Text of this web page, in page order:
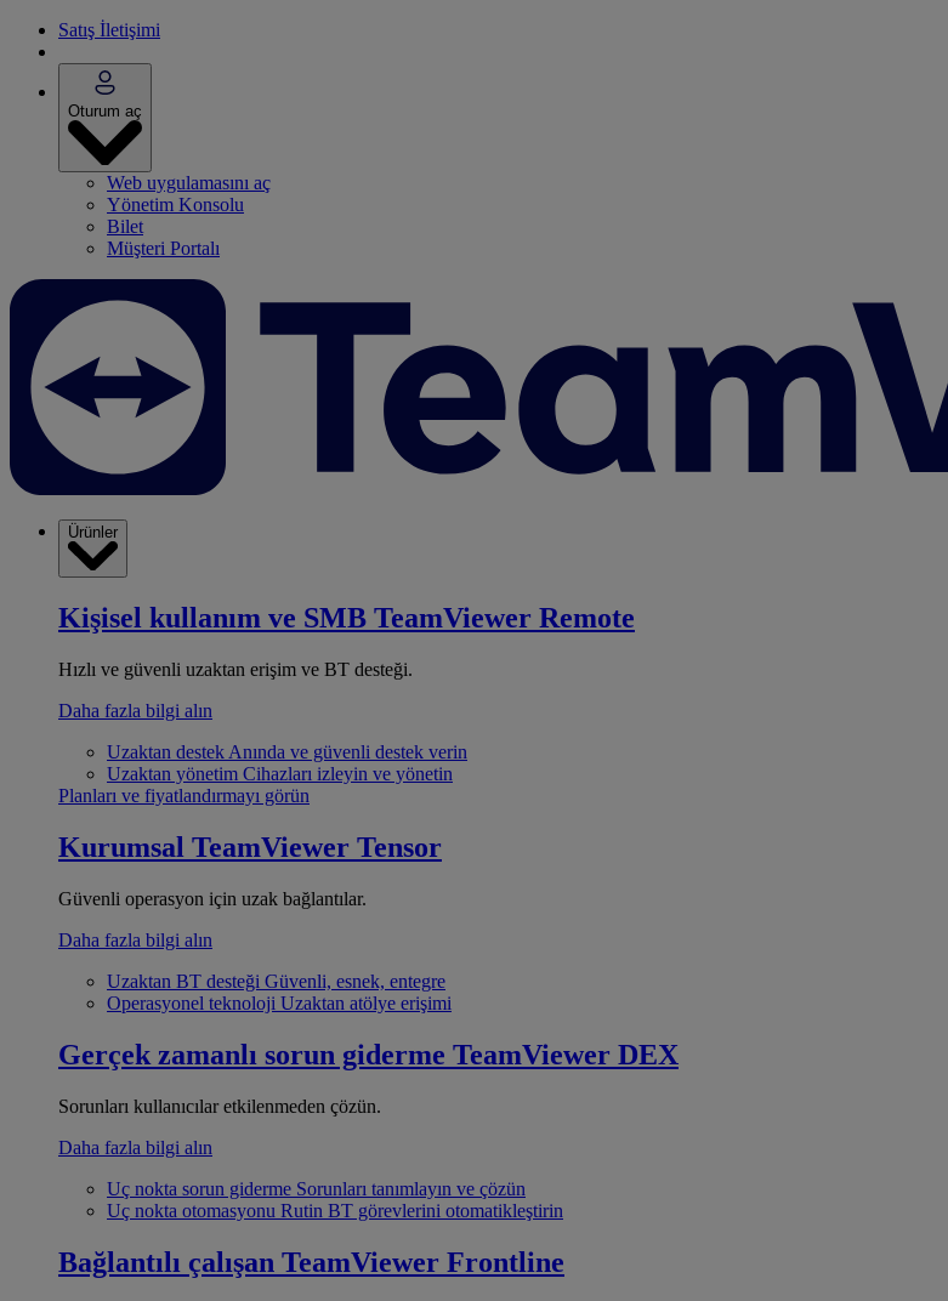
Satış İletişimi
Oturum aç
Web uygulamasını aç
Yönetim Konsolu
Bilet
Müşteri Portalı
Ürünler
Kişisel kullanım ve SMB TeamViewer Remote
Hızlı ve güvenli uzaktan erişim ve BT desteği.
Daha fazla bilgi alın
Uzaktan destek Anında ve güvenli destek verin
Uzaktan yönetim Cihazları izleyin ve yönetin
Planları ve fiyatlandırmayı görün
Kurumsal TeamViewer Tensor
Güvenli operasyon için uzak bağlantılar.
Daha fazla bilgi alın
Uzaktan BT desteği Güvenli, esnek, entegre
Operasyonel teknoloji Uzaktan atölye erişimi
Gerçek zamanlı sorun giderme TeamViewer DEX
Sorunları kullanıcılar etkilenmeden çözün.
Daha fazla bilgi alın
Uç nokta sorun giderme Sorunları tanımlayın ve çözün
Uç nokta otomasyonu Rutin BT görevlerini otomatikleştirin
Bağlantılı çalışan TeamViewer Frontline